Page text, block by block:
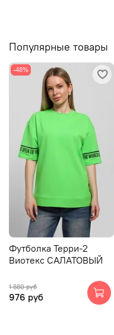
Популярные товары
-48%
Футболка Терри-2
Виотекс САЛАТОВЫЙ
1 880 руб
976 руб